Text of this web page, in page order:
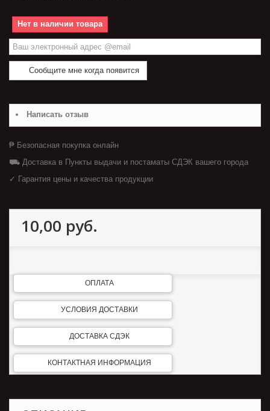
Нет в наличии товара
Сообщите мне когда появится
Написать отзыв
₱ Безопасная покупка онлайн
⛟ Доставка в Пункты выдачи и постаматы СДЭК вашего города
✓ Гарантия цены и качества продукции
10,00 руб.
ОПЛАТА
УСЛОВИЯ ДОСТАВКИ
ДОСТАВКА СДЭК
КОНТАКТНАЯ ИНФОРМАЦИЯ